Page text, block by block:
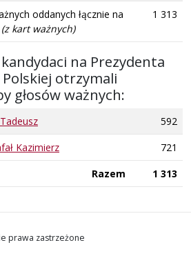
oddanych łącznie na
(z kart ważnych)
1 313
na Prezydenta
otrzymali
głosów ważnych:
592
Kazimierz
721
Razem
1 313
prawa zastrzeżone